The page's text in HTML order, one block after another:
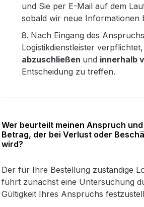
und Sie per E-Mail auf dem
sobald wir neue Informationen
Nach Eingang des
Logistikdienstleister verpflichtet,
abzuschließen und innerhalb
Entscheidung zu treffen.
Wer beurteilt meinen Anspruch
Betrag, der bei Verlust oder
wird?
Der für Ihre Bestellung zuständige
führt zunächst eine Untersuchung
Gültigkeit Ihres Anspruchs